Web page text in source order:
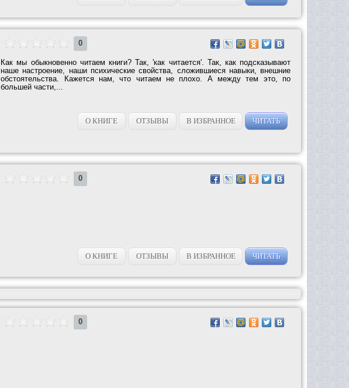
0
Как мы обыкновенно читаем книги? Так, 'как читается'. Так, как подсказывают
наше настроение, наши психические свойства, сложившиеся навыки, внешние
обстоятельства. Кажется нам, что читаем не плохо. А между тем это, по
большей части,...
О КНИГЕ ОТЗЫВЫ В ИЗБРАННОЕ ЧИТАТЬ
0
О КНИГЕ ОТЗЫВЫ В ИЗБРАННОЕ ЧИТАТЬ
0